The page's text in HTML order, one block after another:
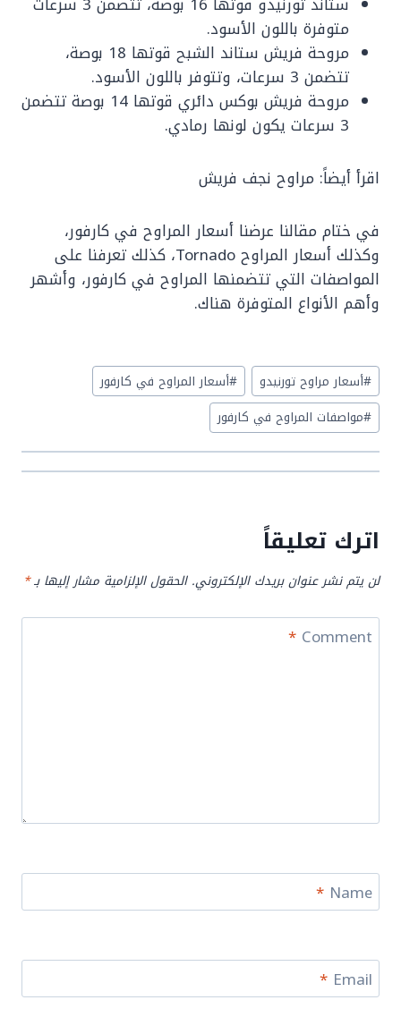
‏متوفرة باللون الأسود.
‏مروحة فريش ستاند الشبح قوتها 18 بوصة،
تتضمن 3 سرعات، وتتوفر باللون الأسود.
مروحة فريش بوكس دائري قوتها 14 بوصة تتضمن
3 سرعات يكون لونها رمادي.
اقرأ أيضاً: مراوح نجف فريش
‏في ختام مقالنا عرضنا أسعار المراوح في كارفور،
وكذلك أسعار المراوح Tornado، كذلك تعرفنا على
المواصفات التي تتضمنها المراوح في كارفور، وأشهر
وأهم الأنواع المتوفرة هناك.
Post
Tags:
#أسعار مراوح تورنيدو #أسعار ‏المراوح في كارفور
#مواصفات المراوح في كارفور
اترك تعليقاً
لن يتم نشر عنوان بريدك الإلكتروني. الحقول الإلزامية مشار إليها بـ*
Comment
*
Name
*
Email
*